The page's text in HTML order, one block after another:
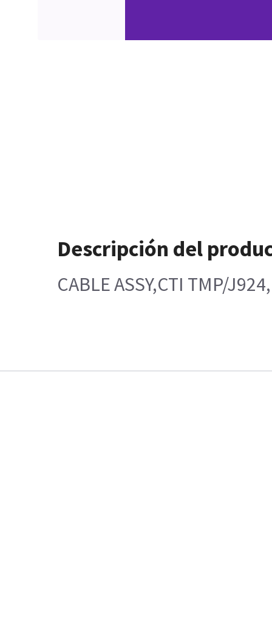
Descripción del
CABLE ASSY,CTI TMP/